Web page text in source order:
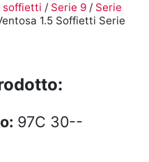
soffietti / Serie 9 / Serie
1.5 Soffietti Serie
97C 30--